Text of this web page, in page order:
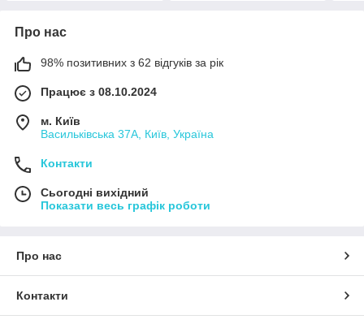
Про нас
98% позитивних з 62 відгуків за рік
Працює з 08.10.2024
м. Київ
Васильківська 37А, Київ, Україна
Контакти
Сьогодні вихідний
Показати весь графік роботи
Про нас
Контакти